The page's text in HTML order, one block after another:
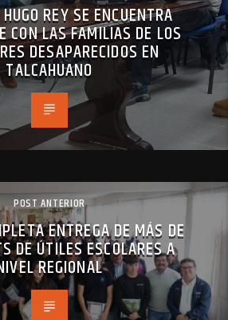
REY SE ENCUENTRA
CON LAS FAMILIAS DE LOS
DESAPARECIDOS EN
TALCAHUANO
POST ANTERIOR
ENTREGA DE MÁS DE
DE ÚTILES ESCOLARES A
REGIONAL